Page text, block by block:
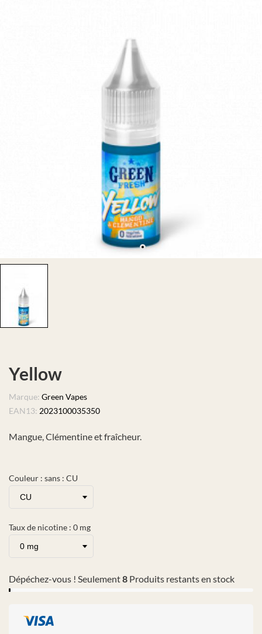
Yellow
Marque: Green Vapes
EAN13: 2023100035350
Mangue, Clémentine et fraîcheur.
Couleur : sans : CU
Taux de nicotine : 0 mg
Dépéchez-vous ! Seulement8 Produits restants en stock